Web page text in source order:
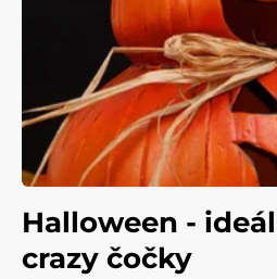
Halloween -
crazy čočky